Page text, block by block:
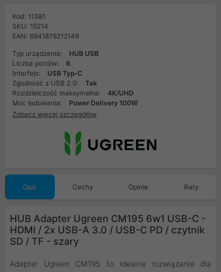
Kod: 11381
SKU: 15214
EAN: 6941876212149
Typ urządzenia:
HUB USB
Liczba portów:
6
Interfejs:
USB Typ-C
Zgodność z USB 2.0:
Tak
Rozdzielczość maksymalna:
4K/UHD
Moc ładowania:
Power Delivery 100W
Zobacz więcej szczegółów
Opis Cechy Opinie Raty
HUB Adapter Ugreen CM195 6w1 USB-C -
HDMI / 2x USB-A 3.0 / USB-C PD / czytnik
SD / TF - szary
Adapter Ugreen CM195 to idealne rozwiązanie dla